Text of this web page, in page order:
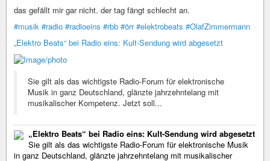
das gefällt mir gar nicht. der tag fängt schlecht an.
#musik #radio #radioeins #rbb #örr #elektrobeats #OlafZimmermann
„Elektro Beats“ bei Radio eins: Kult-Sendung wird abgesetzt
Sie gilt als das wichtigste Radio-Forum für elektronische
Musik in ganz Deutschland, glänzte jahrzehntelang mit
musikalischer Kompetenz. Jetzt soll...
„Elektro Beats“ bei Radio eins: Kult-Sendung wird abgesetzt
Sie gilt als das wichtigste Radio-Forum für elektronische Musik
in ganz Deutschland, glänzte jahrzehntelang mit musikalischer